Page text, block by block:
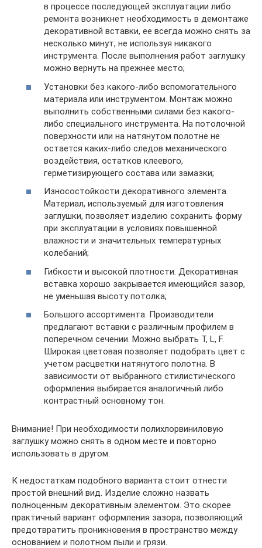
в процессе последующей эксплуатации либо
ремонта возникнет необходимость в демонтаже
декоративной вставки, ее всегда можно снять за
несколько минут, не используя никакого
инструмента. После выполнения работ заглушку
можно вернуть на прежнее место;
Установки без какого-либо вспомогательного
материала или инструментом. Монтаж можно
выполнить собственными силами без какого-
либо специального инструмента. На потолочной
поверхности или на натянутом полотне не
остается каких-либо следов механического
воздействия, остатков клеевого,
герметизирующего состава или замазки;
Износостойкости декоративного элемента.
Материал, используемый для изготовления
заглушки, позволяет изделию сохранить форму
при эксплуатации в условиях повышенной
влажности и значительных температурных
колебаний;
Гибкости и высокой плотности. Декоративная
вставка хорошо закрывается имеющийся зазор,
не уменьшая высоту потолка;
Большого ассортимента. Производители
предлагают вставки с различным профилем в
поперечном сечении. Можно выбрать T, L, F.
Широкая цветовая позволяет подобрать цвет с
учетом расцветки натянутого полотна. В
зависимости от выбранного стилистического
оформления выбирается аналогичный либо
контрастный основному тон.
Внимание! При необходимости полихлорвиниловую
заглушку можно снять в одном месте и повторно
использовать в другом.
К недостаткам подобного варианта стоит отнести
простой внешний вид. Изделие сложно назвать
полноценным декоративным элементом. Это скорее
практичный вариант оформления зазора, позволяющий
предотвратить проникновения в пространство между
основанием и полотном пыли и грязи.